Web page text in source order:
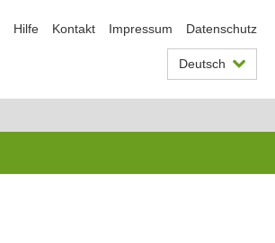
Hilfe Kontakt Impressum Datenschutz
Deutsch